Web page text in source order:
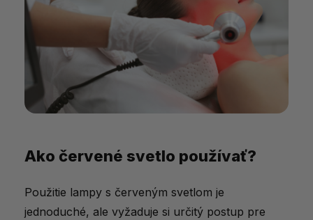
Ako červené svetlo používať?
Použitie lampy s červeným svetlom je
jednoduché, ale vyžaduje si určitý postup pre